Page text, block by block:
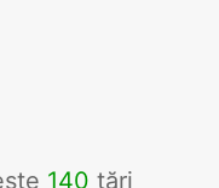
140 țări